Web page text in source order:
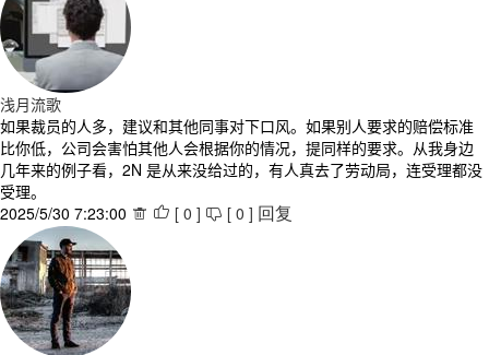
浅月流歌
如果裁员的人多，建议和其他同事对下口风。如果别人要求的赔偿标准
比你低，公司会害怕其他人会根据你的情况，提同样的要求。从我身边
几年来的例子看，2N 是从来没给过的，有人真去了劳动局，连受理都没
受理。
2025/5/30 7:23:00   [ 0 ]  [ 0 ] 回复